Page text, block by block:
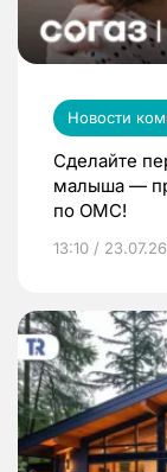
Новости
Сделайте
малыша —
по ОМС!
13:10 / 23.07.26